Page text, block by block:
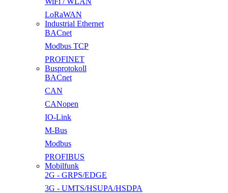
LoRaWAN
Industrial Ethernet
BACnet
Modbus TCP
PROFINET
Busprotokoll
BACnet
CAN
CANopen
IO-Link
M-Bus
Modbus
PROFIBUS
Mobilfunk
2G - GRPS/EDGE
3G - UMTS/HSUPA/HSDPA